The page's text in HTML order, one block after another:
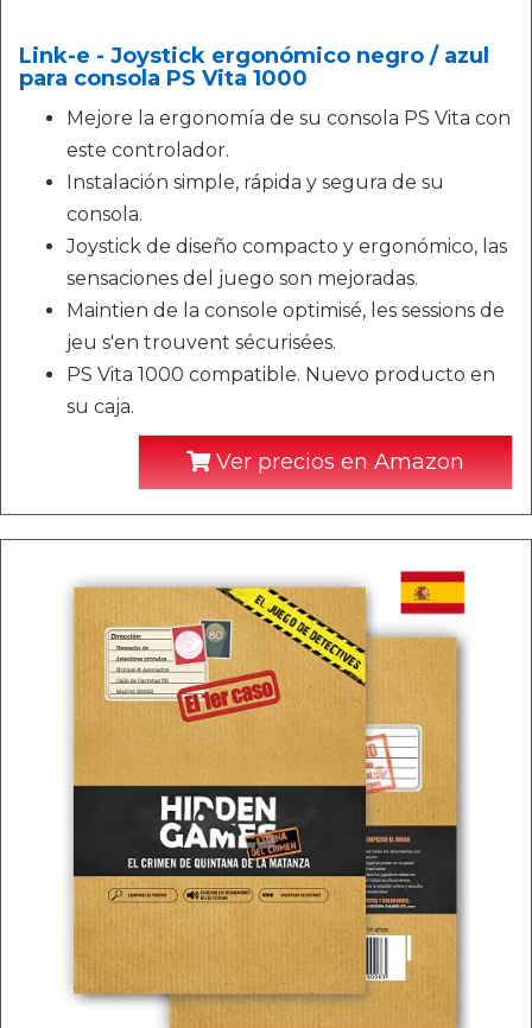
Link-e - Joystick ergonómico negro / azul
para consola PS Vita 1000
Mejore la ergonomía de su consola PS Vita con
este controlador.
Instalación simple, rápida y segura de su
consola.
Joystick de diseño compacto y ergonómico, las
sensaciones del juego son mejoradas.
Maintien de la console optimisé, les sessions de
jeu s'en trouvent sécurisées.
PS Vita 1000 compatible. Nuevo producto en
su caja.
Ver precios en Amazon